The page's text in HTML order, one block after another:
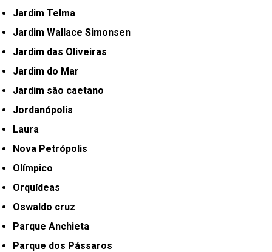
Jardim Telma
Jardim Wallace Simonsen
Jardim das Oliveiras
Jardim do Mar
Jardim são caetano
Jordanópolis
Laura
Nova Petrópolis
Olímpico
Orquídeas
Oswaldo cruz
Parque Anchieta
Parque dos Pássaros